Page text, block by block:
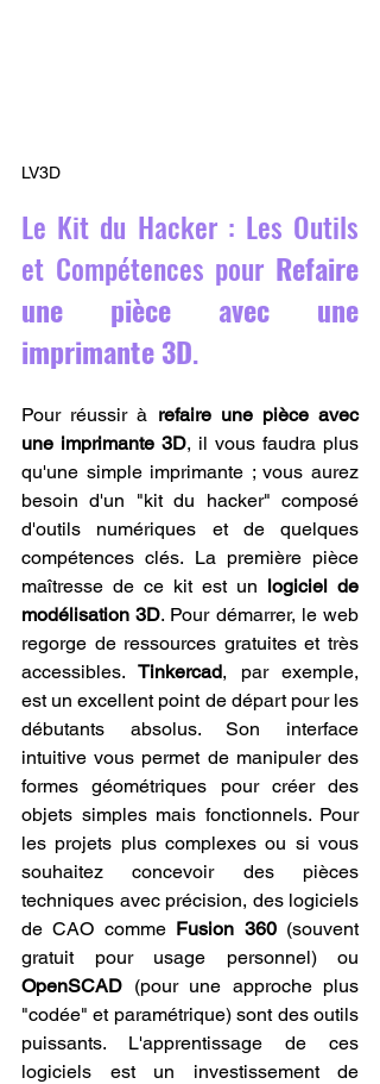
LV3D
Le Kit du Hacker : Les Outils
et Compétences pour Refaire
une pièce avec une
imprimante 3D.
Pour réussir à refaire une pièce avec
une imprimante 3D, il vous faudra plus
qu'une simple imprimante ; vous aurez
besoin d'un "kit du hacker" composé
d'outils numériques et de quelques
compétences clés. La première pièce
maîtresse de ce kit est un logiciel de
modélisation 3D. Pour démarrer, le web
regorge de ressources gratuites et très
accessibles. Tinkercad, par exemple,
est un excellent point de départ pour les
débutants absolus. Son interface
intuitive vous permet de manipuler des
formes géométriques pour créer des
objets simples mais fonctionnels. Pour
les projets plus complexes ou si vous
souhaitez concevoir des pièces
techniques avec précision, des logiciels
de CAO comme Fusion 360 (souvent
OpenSCAD (pour une approche plus
"codée" et paramétrique) sont des outils
puissants. L'apprentissage de ces
logiciels est un investissement de